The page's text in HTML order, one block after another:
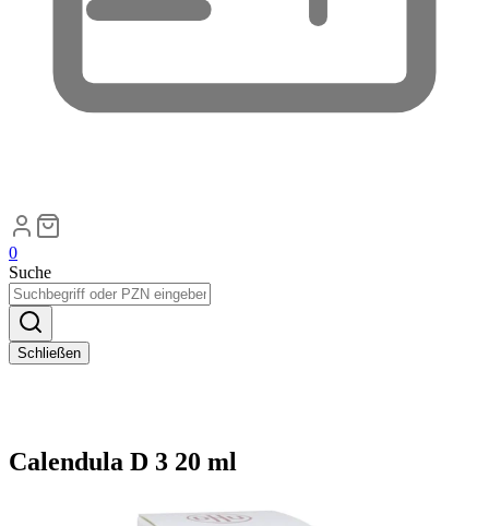
0
Suche
Schließen
Calendula D 3 20 ml